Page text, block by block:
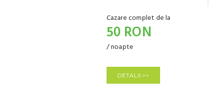
Cazare complet de la
50 RON
/ noapte
DETALII >>